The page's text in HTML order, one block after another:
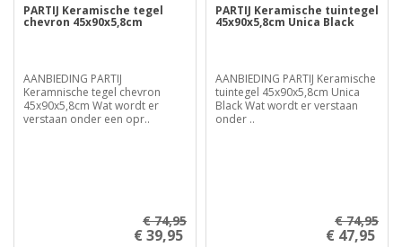
PARTIJ Keramische tegel
chevron 45x90x5,8cm
AANBIEDING PARTIJ
Keramnische tegel chevron
45x90x5,8cm Wat wordt er
verstaan onder een opr..
€ 74,95
€ 39,95
PARTIJ Keramische tuintegel
45x90x5,8cm Unica Black
AANBIEDING PARTIJ Keramische
tuintegel 45x90x5,8cm Unica
Black Wat wordt er verstaan
onder ..
€ 74,95
€ 47,95